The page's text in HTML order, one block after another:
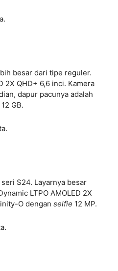
besar dari tipe reguler.
2X QHD+ 6,6 inci. Kamera
dapur pacunya adalah
GB.
S24. Layarnya besar
LTPO AMOLED 2X
O dengan selfie 12 MP.